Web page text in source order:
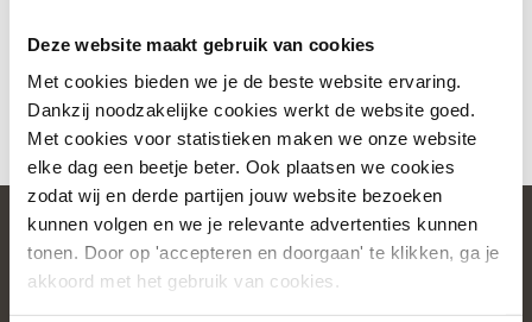
Deze website maakt gebruik van cookies
Met cookies bieden we je de beste website ervaring.
Dankzij noodzakelijke cookies werkt de website goed.
Met cookies voor statistieken maken we onze website
elke dag een beetje beter. Ook plaatsen we cookies
zodat wij en derde partijen jouw website bezoeken
kunnen volgen en we je relevante advertenties kunnen
tonen. Door op 'accepteren en doorgaan' te klikken, ga je
akkoord met het gebruik van cookies.
home